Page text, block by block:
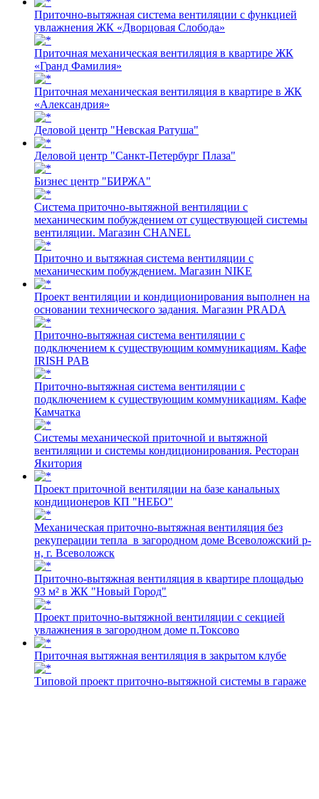
Приточно-вытяжная система вентиляции с функцией
увлажнения ЖК «Дворцовая Слобода»
Приточная механическая вентиляция в квартире ЖК
«Гранд Фамилия»
Приточная механическая вентиляция в квартире в ЖК
«Александрия»
Деловой центр "Невская Ратуша"
Деловой центр "Санкт-Петербург Плаза"
Бизнес центр "БИРЖА"
Cистема приточно-вытяжной вентиляции с
механическим побуждением от существующей системы
вентиляции. Магазин CHANEL
Приточно и вытяжная система вентиляции с
механическим побуждением. Магазин NIKE
Проект вентиляции и кондиционирования выполнен на
основании технического задания. Магазин PRADA
Приточно-вытяжная система вентиляции с
подключением к существующим коммуникациям. Кафе
IRISH PAB
Приточно-вытяжная система вентиляции с
подключением к существующим коммуникациям. Кафе
Камчатка
Системы механической приточной и вытяжной
вентиляции и системы кондиционирования. Ресторан
Якитория
Проект приточной вентиляции на базе канальных
кондиционеров КП "НЕБО"
Механическая приточно-вытяжная вентиляция без
рекуперации тепла в загородном доме Всеволожский р-
н, г. Всеволожск
Приточно-вытяжная вентиляция в квартире площадью
93 м² в ЖК "Новый Город"
Проект приточно-вытяжной вентиляции с секцией
увлажнения в загородном доме п.Токсово
Приточная вытяжная вентиляция в закрытом клубе
Типовой проект приточно-вытяжной системы в гараже